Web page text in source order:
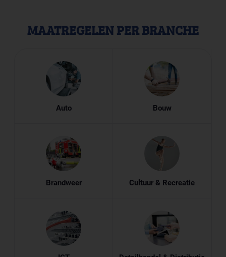
MAATREGELEN PER BRANCHE
Auto Bouw
Brandweer Cultuur & Recreatie